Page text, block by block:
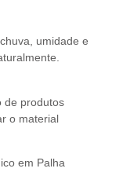
umidade e
de produtos
o material
em Palha